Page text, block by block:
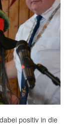
positiv in die